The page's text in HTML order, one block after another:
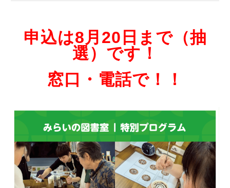
申込は8月20日まで（抽
選）です！
窓口・電話で！！